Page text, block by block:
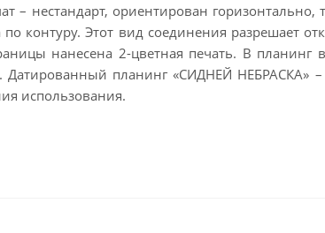
– нестандарт, ориентирован
контуру. Этот вид соединения разрешает
нанесена 2-цветная печать. В планинг
планинг «СИДНЕЙ НЕБРАСКА»
использования.